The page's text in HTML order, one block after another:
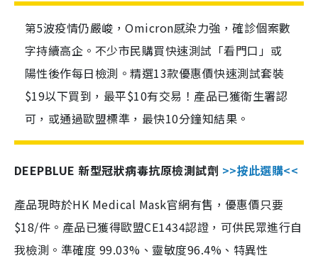
第5波疫情仍嚴峻，Omicron感染力強，確診個案數
字持續高企。不少市民購買快速測試「看門口」或
陽性後作每日檢測。精選13款優惠價快速測試套裝
$19以下買到，最平$10有交易！產品已獲衛生署認
可，或通過歐盟標準，最快10分鐘知結果。
DEEPBLUE 新型冠狀病毒抗原檢測試劑 >>按此選購<<
產品現時於HK Medical Mask官網有售，優惠價只要
$18/件。產品已獲得歐盟CE1434認證，可供民眾進行自
我檢測。準確度 99.03%、靈敏度96.4%、特異性